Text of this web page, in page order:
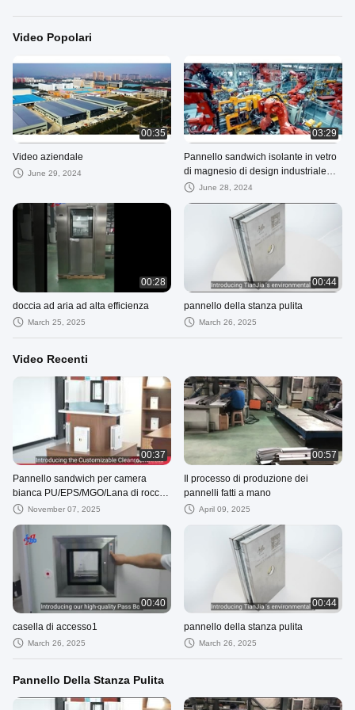
Video Popolari
00:35
Video aziendale
June 29, 2024
03:29
Pannello sandwich isolante in vetro
di magnesio di design industriale
per la costruzione di ambienti puliti
June 28, 2024
00:28
doccia ad aria ad alta efficienza
March 25, 2025
00:44
pannello della stanza pulita
March 26, 2025
Video Recenti
00:37
Pannello sandwich per camera
bianca PU/EPS/MGO/Lana di roccia
con proprietà
per camera bianca
November 07, 2025
00:57
Il processo di produzione dei
pannelli fatti a mano
April 09, 2025
00:40
casella di accesso1
March 26, 2025
00:44
pannello della stanza pulita
March 26, 2025
Pannello Della Stanza Pulita